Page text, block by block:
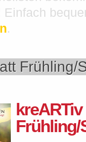
.
Frühling/
Frühling/